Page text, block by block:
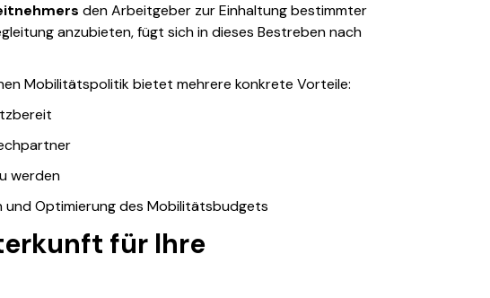
den Arbeitgeber zur Einhaltung bestimmter
anzubieten, fügt sich in dieses Bestreben nach
Mobilitätspolitik bietet mehrere konkrete Vorteile:
werden
Optimierung des Mobilitätsbudgets
für Ihre